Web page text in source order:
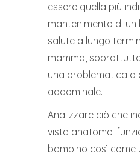
essere quella più
mantenimento di
salute a lungo
mamma,
una problematica a
addominale.
Analizzare ciò che
vista anatomo-
bambino così come